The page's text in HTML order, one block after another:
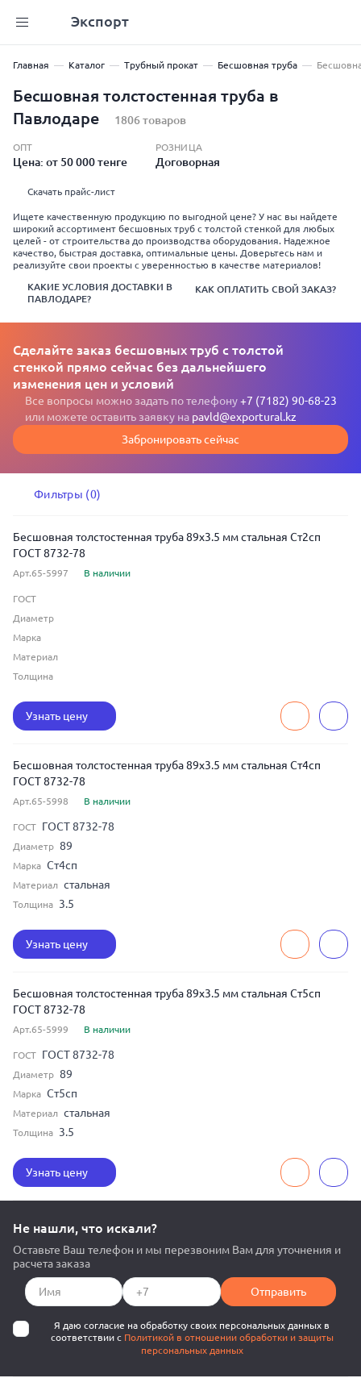
Экспорт
Главная Каталог Трубный прокат Бесшовная труба
Бесшовная толстостенная труба в
Павлодаре
1806 товаров
ОПТ
Цена: от 50 000 тенге
РОЗНИЦА
Договорная
Скачать прайс-лист
Ищете качественную продукцию по выгодной цене? У нас вы найдете
широкий ассортимент бесшовных труб с толстой стенкой для любых
целей - от строительства до производства оборудования. Надежное
качество, быстрая доставка, оптимальные цены. Доверьтесь нам и
реализуйте свои проекты с уверенностью в качестве материалов!
КАКИЕ УСЛОВИЯ ДОСТАВКИ В
ПАВЛОДАРЕ?
КАК ОПЛАТИТЬ СВОЙ ЗАКАЗ?
Сделайте заказ бесшовных труб с толстой
стенкой прямо сейчас без дальнейшего
изменения цен и условий
Все вопросы можно задать по телефону+7 (7182) 90-68-23
или можете оставить заявку на pavld@exportural.kz
Забронировать сейчас
Фильтры (0)
Бесшовная толстостенная труба 89x3.5 мм стальная Ст2сп
ГОСТ 8732-78
Арт.65-5997 В наличии
ГОСТ
Диаметр
Марка
Материал
Толщина
Узнать цену
Бесшовная толстостенная труба 89x3.5 мм стальная Ст4сп
ГОСТ 8732-78
Арт.65-5998 В наличии
ГОСТ ГОСТ 8732-78
Диаметр 89
Марка Ст4сп
Материал стальная
Толщина 3.5
Узнать цену
Бесшовная толстостенная труба 89x3.5 мм стальная Ст5сп
ГОСТ 8732-78
Арт.65-5999 В наличии
ГОСТ ГОСТ 8732-78
Диаметр 89
Марка Ст5сп
Материал стальная
Толщина 3.5
Узнать цену
Не нашли, что искали?
Оставьте Ваш телефон и мы перезвоним Вам для уточнения и
расчета заказа
Отправить
Я даю согласие на обработку своих персональных данных в
соответствии с Политикой в отношении обработки и защиты
персональных данных